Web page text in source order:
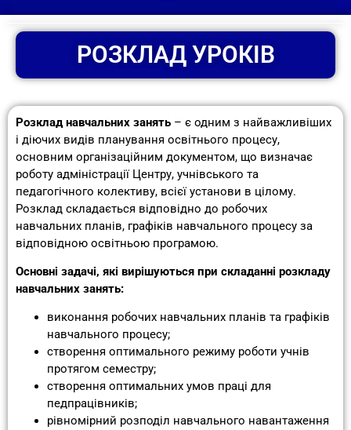
РОЗКЛАД УРОКІВ
Розклад навчальних занять – є одним з найважливіших
і діючих видів планування освітнього процесу,
основним організаційним документом, що визначає
роботу адміністрації Центру, учнівського та
педагогічного колективу, всієї установи в цілому.
Розклад складається відповідно до робочих
навчальних планів, графіків навчального процесу за
відповідною освітньою програмою.
Основні задачі, які вирішуються при складанні розкладу
навчальних занять:
виконання робочих навчальних планів та графіків
навчального процесу;
створення оптимального режиму роботи учнів
протягом семестру;
створення оптимальних умов праці для
педпрацівників;
рівномірний розподіл навчального навантаження